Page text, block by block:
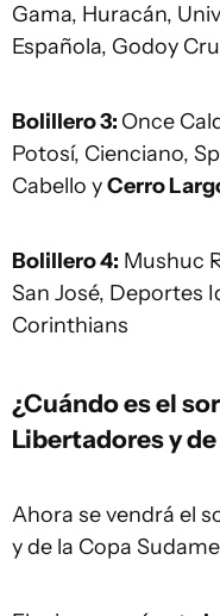
Gama, Huracán,
Española, Godoy
Bolillero 3: Once
Potosí, Cienciano,
Cabello yCerro
Bolillero 4: Mushuc
San José, Deportes
Corinthians
¿Cuándo es el
Libertadores y
Ahora se vendrá el
y de la Copa